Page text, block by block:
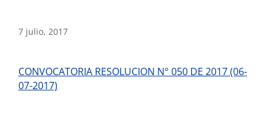
7 julio, 2017
CONVOCATORIA RESOLUCION N° 050 DE 2017 (06-
07-2017)